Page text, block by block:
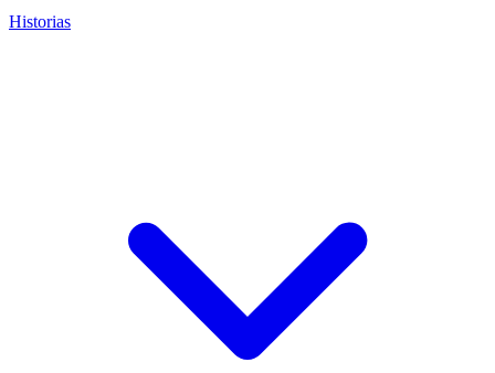
Historias